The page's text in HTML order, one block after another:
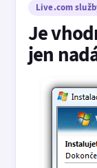
Live.com
Je
jen